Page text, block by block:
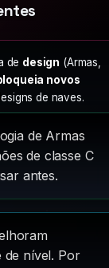
de design (Armas,
novos
de naves.
de Armas
de classe C
antes.
nível. Por